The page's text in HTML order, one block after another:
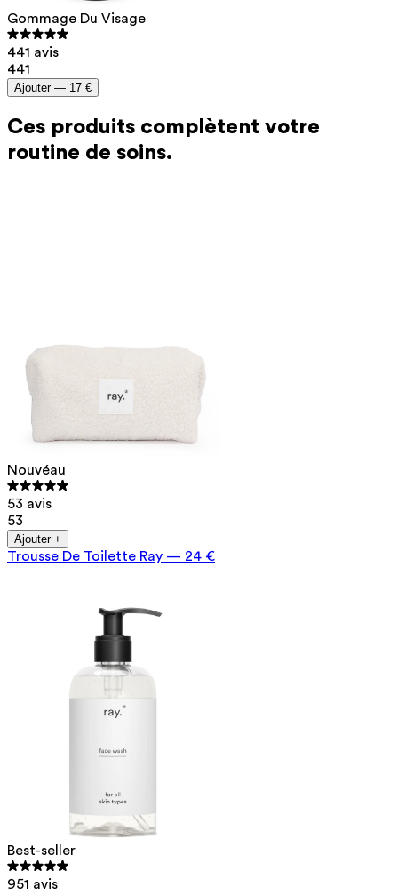
Gommage Du Visage
441 avis
441
Ajouter — 17 €
Ces produits complètent votre
routine de soins.
Nouvéau
53 avis
53
Ajouter +
Trousse De Toilette Ray — 24 €
Best-seller
951 avis